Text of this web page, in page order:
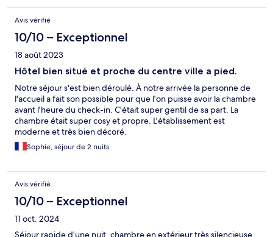
Avis vérifié
10/10 – Exceptionnel
18 août 2023
Hôtel bien situé et proche du centre ville a pied.
Notre séjour s'est bien déroulé. À notre arrivée la personne de
l'accueil a fait son possible pour que l'on puisse avoir la chambre
avant l'heure du check-in. C'était super gentil de sa part. La
chambre était super cosy et propre. L'établissement est
moderne et très bien décoré.
Sophie, séjour de 2 nuits
Avis vérifié
10/10 – Exceptionnel
11 oct. 2024
Séjour rapide d’une nuit, chambre en extérieur très silencieuse